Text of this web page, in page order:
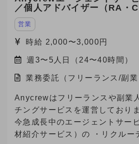
ョンまで幅広く関与でき、事業
を持つことができる案件です。
／個人アドバイザー（RA・
営業
時給 2,000〜3,000円
週3〜5人日（24〜40時間）
業務委託（フリーランス/副
Anycrewはフリーランスや副業
チングサービスを運営しており
今急成長中のエージェントサー
材紹介サービス）の ・リクルー